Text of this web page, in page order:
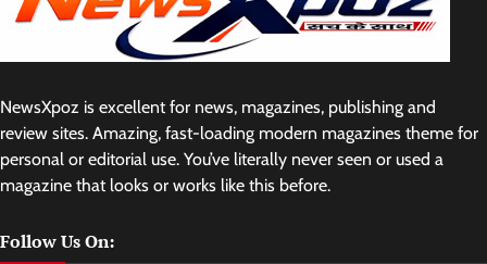
NewsXpoz is excellent for news, magazines, publishing and
review sites. Amazing, fast-loading modern magazines theme for
personal or editorial use. You’ve literally never seen or used a
magazine that looks or works like this before.
Follow Us On: